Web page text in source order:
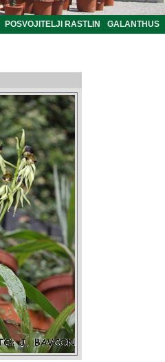
POSVOJITELJI RASTLIN GALANTHUS